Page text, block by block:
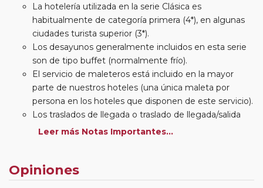
La hotelería utilizada en la serie Clásica es
habitualmente de categoría primera (4*), en algunas
ciudades turista superior (3*).
Los desayunos generalmente incluidos en esta serie
son de tipo buffet (normalmente frío).
El servicio de maleteros está incluido en la mayor
parte de nuestros hoteles (una única maleta por
persona en los hoteles que disponen de este servicio).
Los traslados de llegada o traslado de llegada/salida
estarán incluidos según itinerario.
suplemento de media pensión (incluirá un número de
almuerzos o cenas señalado en su itinerario).
Leer más Notas Importantes...
Opiniones